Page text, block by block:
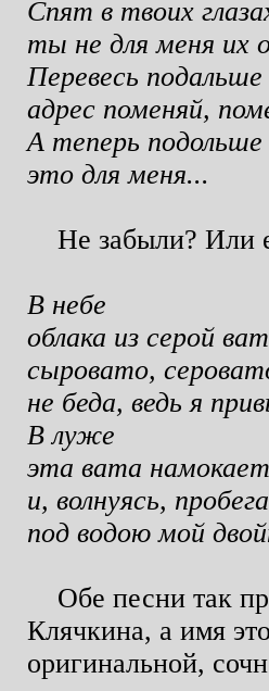
Спят в твоих
ты не для меня их
Перевесь
адрес поменяй,
А теперь подольше
это для меня...
Не забыли? Или
В небе
облака из серой
сыровато,
не беда, ведь я
В луже
эта вата
и, волнуясь,
под водою мой
Обе песни так
Клячкина, а имя
оригинальной,